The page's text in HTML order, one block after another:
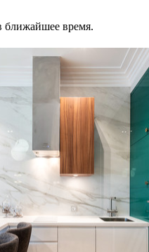
ближайшее время.